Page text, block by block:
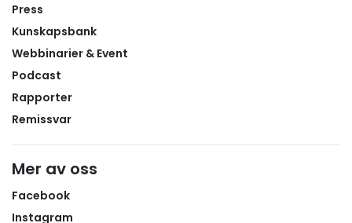
Press
Kunskapsbank
Webbinarier & Event
Podcast
Rapporter
Remissvar
Mer av oss
Facebook
Instagram